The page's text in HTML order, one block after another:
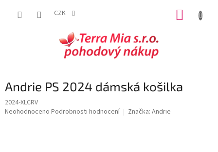
CZK
Andrie PS 2024 dámská košilka
2024-XLCRV
Průměrné
Neohodnoceno Podrobnosti hodnocení Značka: Andrie